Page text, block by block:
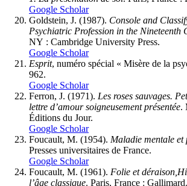
Google Scholar
Goldstein, J. (1987). Console and
Psychiatric Profession in the Nineteenth
NY : Cambridge University Press.
Google Scholar
Esprit, numéro spécial « Misère de la
962.
Google Scholar
Ferron, J. (1971). Les roses sauvages.
lettre d’amour soigneusement présentée.
Éditions du Jour.
Google Scholar
Foucault, M. (1954). Maladie mentale et
Presses universitaires de France.
Google Scholar
Foucault, M. (1961). Folie et déraison,
l’âge classique. Paris, France : Gallimard.